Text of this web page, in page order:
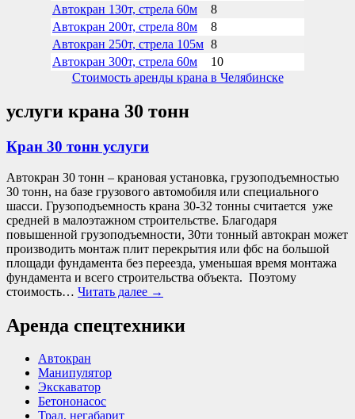
Автокран 130т, стрела 60м
8
Автокран 200т, стрела 80м
8
Автокран 250т, стрела 105м 8
Автокран 300т, стрела 60м
10
Стоимость аренды крана в Челябинске
услуги крана 30 тонн
Кран 30 тонн услуги
Автокран 30 тонн – крановая установка, грузоподъемностью
30 тонн, на базе грузового автомобиля или специального
шасси. Грузоподъемность крана 30-32 тонны считается уже
средней в малоэтажном строительстве. Благодаря
повышенной грузоподъемности, 30ти тонный автокран может
производить монтаж плит перекрытия или фбс на большой
площади фундамента без переезда, уменьшая время монтажа
фундамента и всего строительства объекта. Поэтому
стоимость… Читать далее →
Аренда спецтехники
Автокран
Манипулятор
Экскаватор
Бетононасос
Трал, негабарит